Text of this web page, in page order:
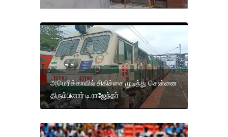
அமெரிக்காவில் சிகிச்சை முடிந்து சென்னை
திரும்பினார் டி.ராஜேந்தர்